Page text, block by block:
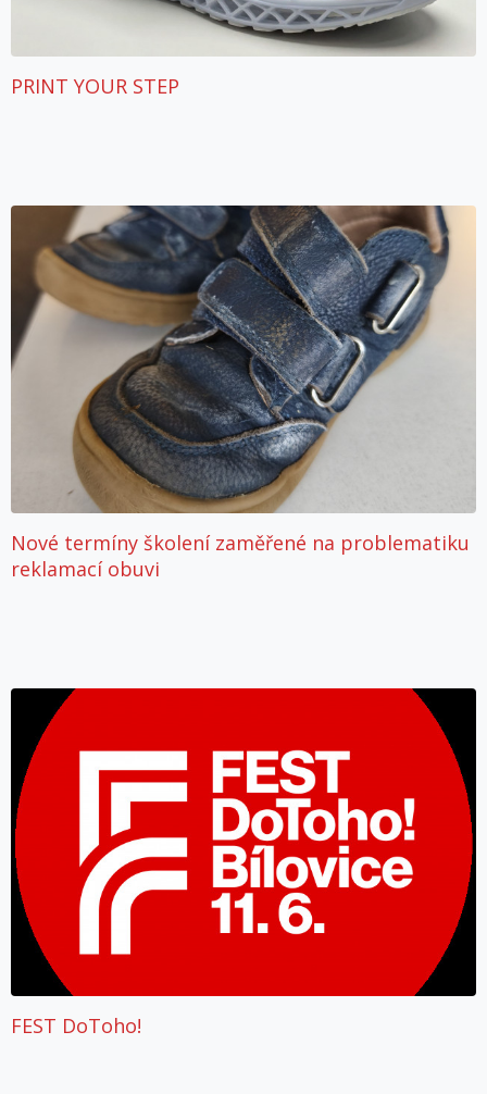
PRINT YOUR STEP
Nové termíny školení zaměřené na problematiku
reklamací obuvi
FEST DoToho!